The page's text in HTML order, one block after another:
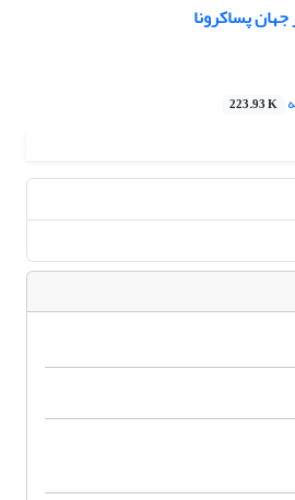
پساکرونا
223.93 K